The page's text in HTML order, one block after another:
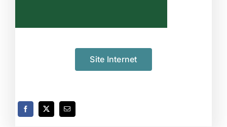
Site Internet